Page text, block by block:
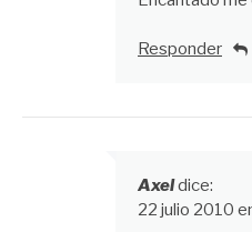
Responder
Axeldice:
22 julio 2010